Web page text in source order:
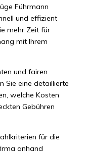
Führmann
und effizient
mehr Zeit für
mit Ihrem
und fairen
Sie eine detaillierte
welche Kosten
Gebühren
für die
anhand